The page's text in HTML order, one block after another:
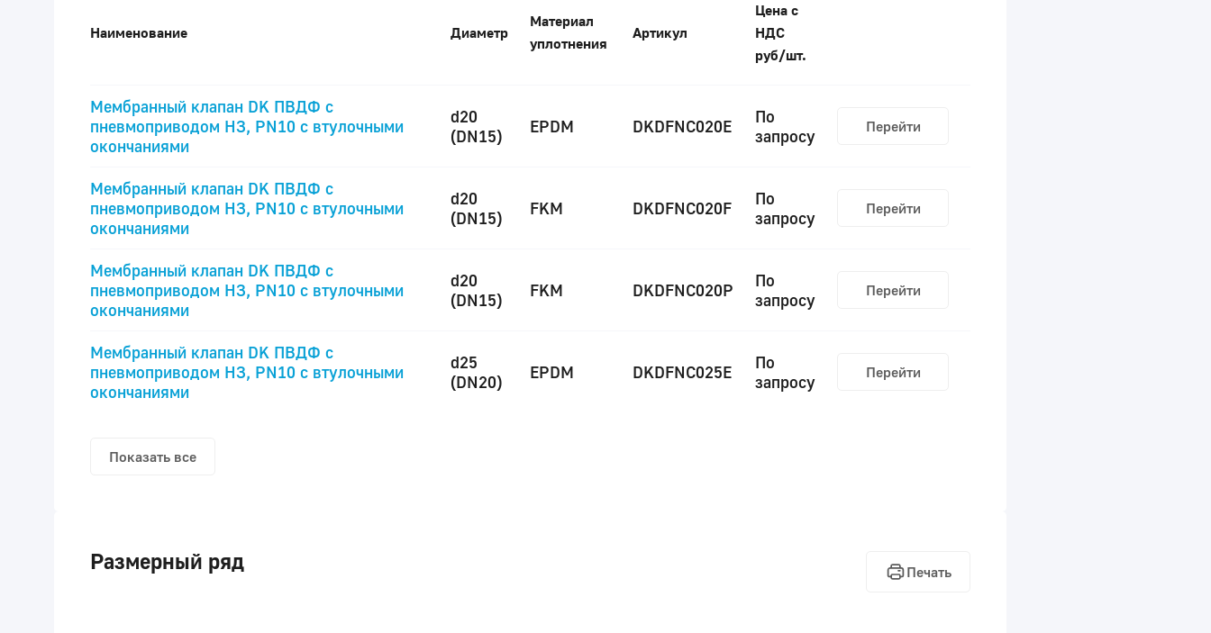
Наименование Диаметр
Материал
уплотнения
Артикул
Цена с
НДС
руб/шт.
Мембранный клапан DK ПВДФ с
пневмоприводом НЗ, PN10 с втулочными
окончаниями
d20
(DN15)
EPDM DKDFNC020E
По
запросу
Перейти
Мембранный клапан DK ПВДФ с
пневмоприводом НЗ, PN10 с втулочными
окончаниями
d20
(DN15)
FKM DKDFNC020F
По
запросу
Перейти
Мембранный клапан DK ПВДФ с
пневмоприводом НЗ, PN10 с втулочными
окончаниями
d20
(DN15)
FKM DKDFNC020P
По
запросу
Перейти
Мембранный клапан DK ПВДФ с
пневмоприводом НЗ, PN10 с втулочными
окончаниями
d25
(DN20)
EPDM DKDFNC025E
По
запросу
Перейти
Показать все
Размерный ряд Печать